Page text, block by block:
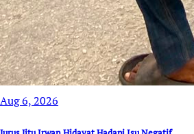
Aug 6, 2026